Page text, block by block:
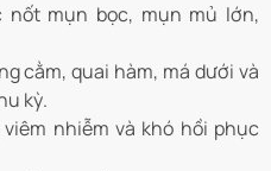
nốt mụn bọc, mụn mủ lớn,
cằm, quai hàm, má dưới và
kỳ.
nhiễm và khó hồi phục